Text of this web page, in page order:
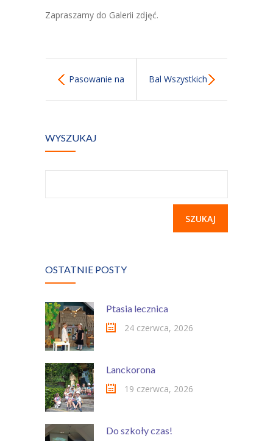
-- Opłaty
Zapraszamy do Galerii zdjęć.
Pasowanie na Bal Wszystkich
WYSZUKAJ
OSTATNIE POSTY
Ptasia lecznica
24 czerwca, 2026
Lanckorona
19 czerwca, 2026
Do szkoły czas!